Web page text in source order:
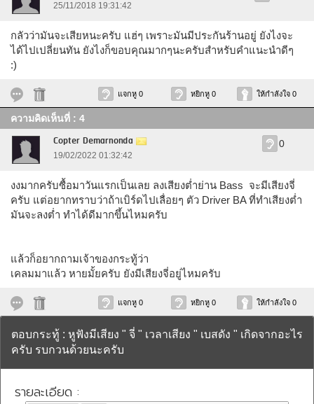
25/11/2018 19:31:42
กลัวว่ามันจะเสียหนะครับ แฮ่ๆ เพราะมันมีประกันร้านอยู่ ยังไงจะ
ได้ไปเปลี่ยนทัน ยังไงก็ขอบคุณมากๆนะครับสำหรับคำแนะนำดีๆ
:)
แจกหู 0 หยิกหู 0 ให้กำลังใจ 0
ความคิดเห็นที่ : 4
Copter Demarnonda
19/02/2022 01:32:42
0
งงมากครับซื้อมาวันแรกเป็นเลย ลงเสียงต่ำย่าน Bass จะมีเสียงจี่
ครับ แต่อยากทราบว่าถ้าเบิร์ดไปเลื่อยๆ ตัว Driver BA ที่ทำเสียงต่ำ
มันจะลงต่ำ ทำได้ดีมากขึ้นไหมครับ
แล้วก็อยากถามเจ้าของกระทู้ว่า
เคลมมาแล้ว หายมั้ยครับ ยังมีเสียงจี่อยู่ไหมครับ
แจกหู 0 หยิกหู 0 ให้กำลังใจ 0
ตอบกระทู้ : หูฟังมีเสียง " จี่ " เวลาเสียง " เบสดัง " เกิดจากอะไร
ครับ รบกวนด้วยนะครับ
รายละเอียด :